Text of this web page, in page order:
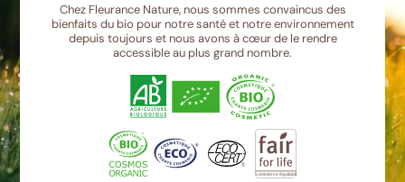
Chez Fleurance Nature, nous sommes convaincus des
bienfaits du bio pour notre santé et notre environnement
depuis toujours et nous avons à cœur de le rendre
accessible au plus grand nombre.